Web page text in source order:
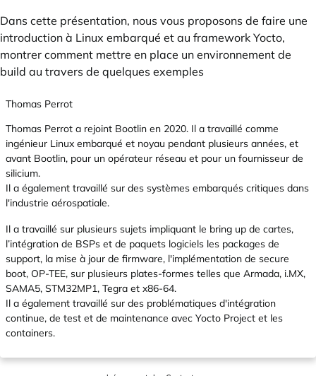
Dans cette présentation, nous vous proposons de faire une
introduction à Linux embarqué et au framework Yocto,
montrer comment mettre en place un environnement de
build au travers de quelques exemples
Thomas Perrot
Thomas Perrot a rejoint Bootlin en 2020. Il a travaillé comme
ingénieur Linux embarqué et noyau pendant plusieurs années, et
avant Bootlin, pour un opérateur réseau et pour un fournisseur de
silicium.
Il a également travaillé sur des systèmes embarqués critiques dans
l'industrie aérospatiale.
Il a travaillé sur plusieurs sujets impliquant le bring up de cartes,
l’intégration de BSPs et de paquets logiciels les packages de
support, la mise à jour de firmware, l'implémentation de secure
boot, OP-TEE, sur plusieurs plates-formes telles que Armada, i.MX,
SAMA5, STM32MP1, Tegra et x86-64.
Il a également travaillé sur des problématiques d'intégration
continue, de test et de maintenance avec Yocto Project et les
containers.